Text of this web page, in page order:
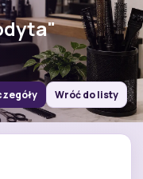
Wróć do listy